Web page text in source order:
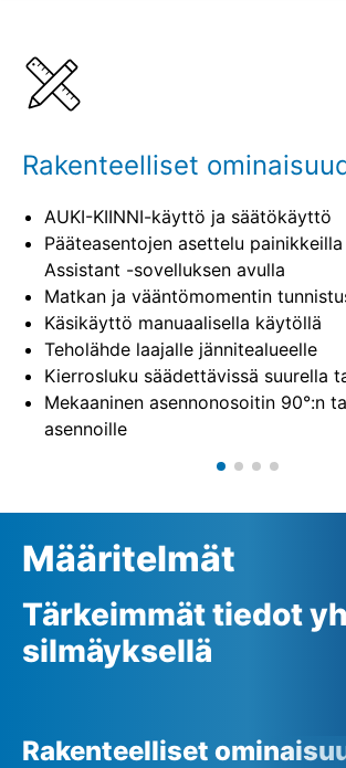
Yhdisteltävät tuotteet
Rakenteelliset
AUKI-KIINNI-käyttö ja säätökäyttö
Pääteasentojen asettelu
Assistant -sovelluksen avulla
Matkan ja vääntömomentin
Käsikäyttö manuaalisella käytöllä
Teholähde laajalle jännitealueelle
Kierrosluku säädettävissä suurella
Mekaaninen asennonosoitin 90°:n
asennoille
Määritelmät
Tärkeimmät tiedot
silmäyksellä
Rakenteelliset